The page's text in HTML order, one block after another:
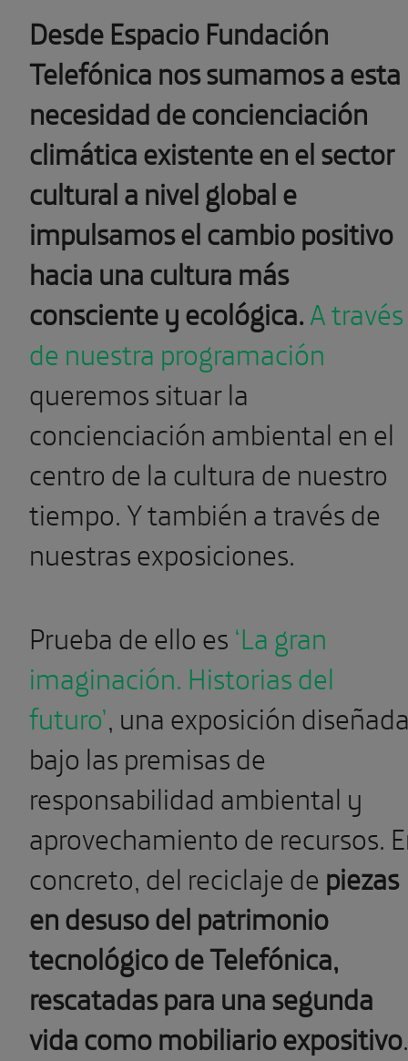
Desde Espacio Fundación
Telefónica nos sumamos a esta
necesidad de concienciación
climática existente en el sector
cultural a nivel global e
impulsamos el cambio positivo
hacia una cultura más
consciente y ecológica.A través
de nuestra programación
queremos situar la
concienciación ambiental en el
centro de la cultura de nuestro
tiempo. Y también a través de
nuestras exposiciones.
Prueba de ello es‘La gran
imaginación. Historias del
futuro’, una exposición
bajo las premisas de
responsabilidad ambiental y
aprovechamiento de recursos.
concreto, del reciclaje de piezas
en desuso del patrimonio
tecnológico de Telefónica,
rescatadas para una segunda
vida como mobiliario expositivo.